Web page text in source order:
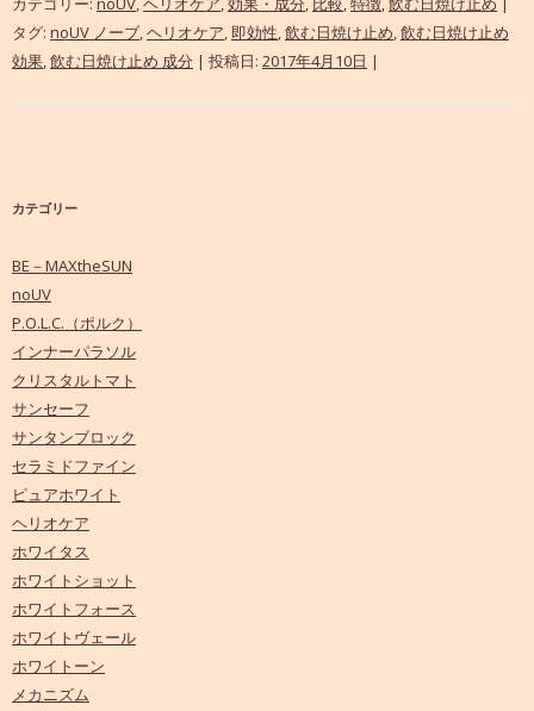
タグ: noUV ノーブ,ヘリオケア,即効性,飲む日焼け止め,飲む日焼け止め
効果,飲む日焼け止め 成分 | 投稿日: 2017年4月10日 |
カテゴリー
BE－MAXtheSUN
noUV
P.O.L.C.（ポルク）
インナーパラソル
クリスタルトマト
サンセーフ
サンタンブロック
セラミドファイン
ピュアホワイト
ヘリオケア
ホワイタス
ホワイトショット
ホワイトフォース
ホワイトヴェール
ホワイトーン
メカニズム